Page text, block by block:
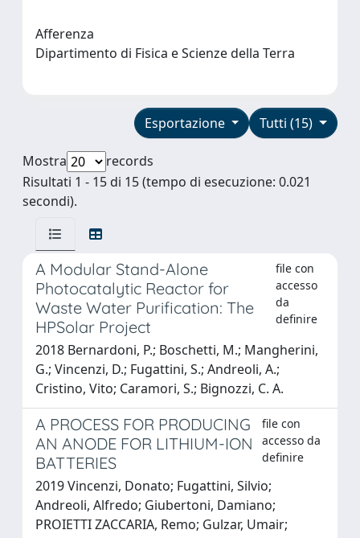
Afferenza
Dipartimento di Fisica e Scienze della Terra
Tutti (15)
Esportazione
Mostra
records
Risultati 1 - 15 di 15 (tempo di esecuzione: 0.021
secondi).
A Modular Stand-Alone
Photocatalytic Reactor for
Waste Water Purification: The
HPSolar Project
file con
accesso
da
definire
2018 Bernardoni, P.; Boschetti, M.; Mangherini,
G.; Vincenzi, D.; Fugattini, S.; Andreoli, A.;
Cristino, Vito; Caramori, S.; Bignozzi, C. A.
A PROCESS FOR PRODUCING
AN ANODE FOR LITHIUM-ION
BATTERIES
file con
accesso da
definire
2019 Vincenzi, Donato; Fugattini, Silvio;
Andreoli, Alfredo; Giubertoni, Damiano;
PROIETTI ZACCARIA, Remo; Gulzar, Umair;